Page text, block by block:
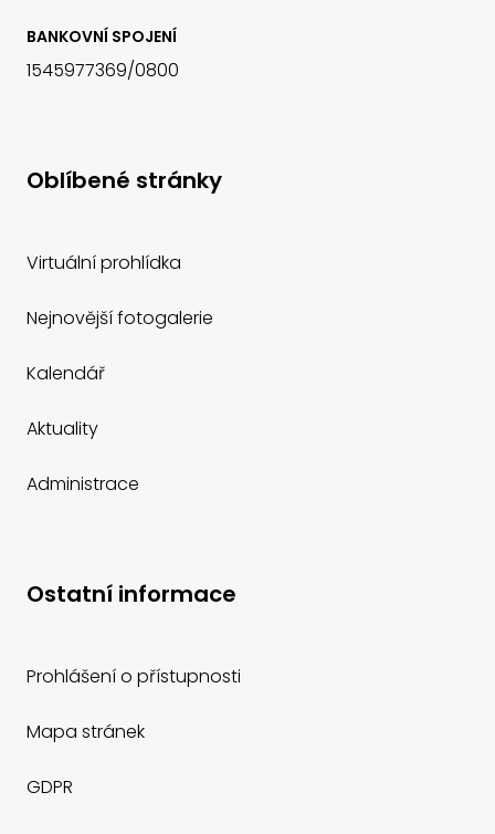
BANKOVNÍ SPOJENÍ
1545977369/0800
Oblíbené stránky
Virtuální prohlídka
Nejnovější fotogalerie
Kalendář
Aktuality
Administrace
Ostatní informace
Prohlášení o přístupnosti
Mapa stránek
GDPR